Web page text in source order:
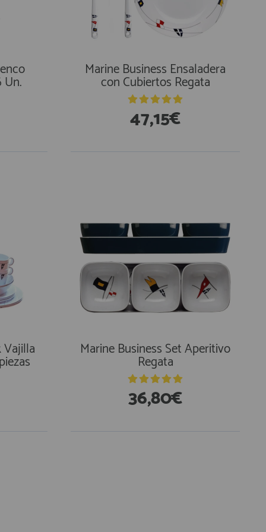
Marine Business Ensaladera
con Cubiertos Regata
47,15€
Vajilla Marine Business Set Aperitivo
Regata
36,80€